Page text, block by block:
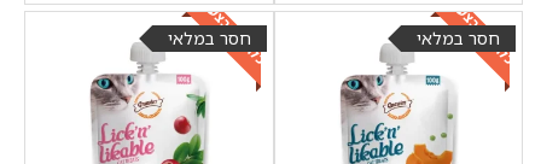
כלול במבצע
חסר במלאי כלול במבצע
חסר במלאי